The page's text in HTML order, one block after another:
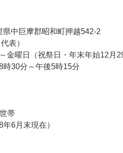
県中巨摩郡昭和町押越542-2
表）
金曜日（祝祭日・年末年始12月
時30分～午後5時15分
帯
6月末現在）